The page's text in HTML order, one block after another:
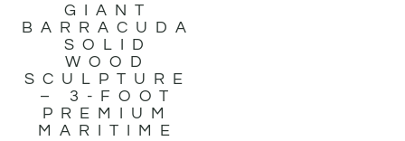
GIANT
BARRACUDA
SOLID
WOOD
SCULPTURE
– 3-FOOT
PREMIUM
MARITIME